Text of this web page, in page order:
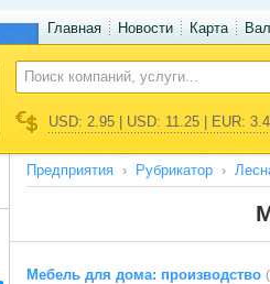
Главная Новости Карта
USD: 2.95 | USD: 11.25 | EUR:
Предприятия Рубрикатор
Мебель для дома: производство